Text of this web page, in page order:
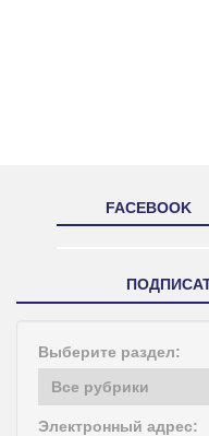
FACEBOOK
Выберите раздел:
Электронный адрес: